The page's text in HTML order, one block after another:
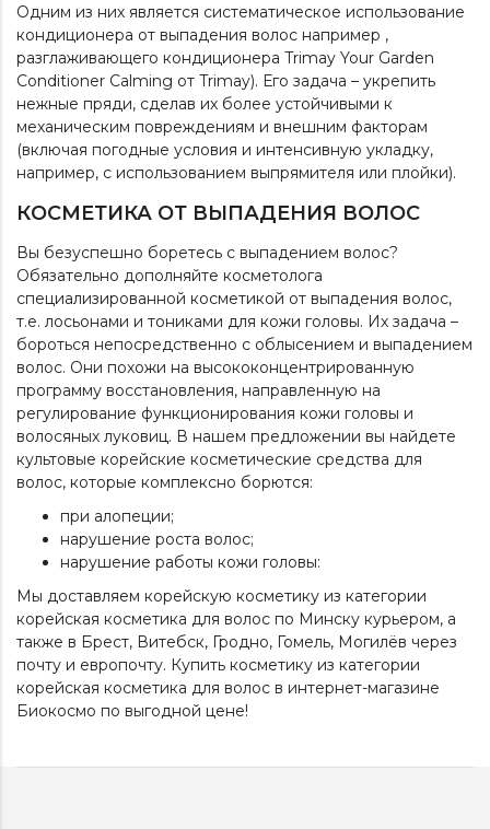
Одним из них является систематическое использование
кондиционера от выпадения волос например ,
разглаживающего кондиционера Trimay Your Garden
Conditioner Calming от Trimay). Его задача – укрепить
нежные пряди, сделав их более устойчивыми к
механическим повреждениям и внешним факторам
(включая погодные условия и интенсивную укладку,
например, с использованием выпрямителя или плойки).
КОСМЕТИКА ОТ ВЫПАДЕНИЯ ВОЛОС
Вы безуспешно боретесь с выпадением волос?
Обязательно дополняйте косметолога
специализированной косметикой от выпадения волос,
т.е. лосьонами и тониками для кожи головы. Их задача –
бороться непосредственно с облысением и выпадением
волос. Они похожи на высококонцентрированную
программу восстановления, направленную на
регулирование функционирования кожи головы и
волосяных луковиц. В нашем предложении вы найдете
культовые корейские косметические средства для
волос, которые комплексно борются:
при алопеции;
нарушение роста волос;
нарушение работы кожи головы:
Мы доставляем корейскую косметику из категории
корейская косметика для волос по Минску курьером, а
также в Брест, Витебск, Гродно, Гомель, Могилёв через
почту и европочту. Купить косметику из категории
корейская косметика для волос в интернет-магазине
Биокосмо по выгодной цене!